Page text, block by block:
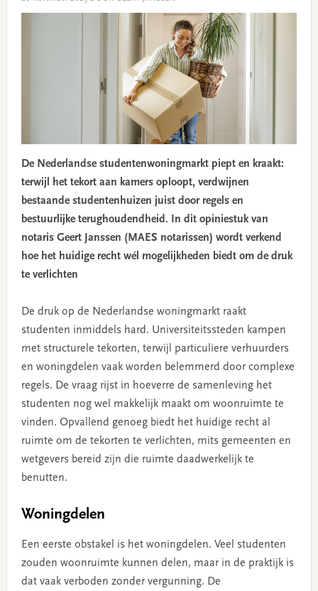
De Nederlandse studentenwoningmarkt piept en kraakt:
terwijl het tekort aan kamers oploopt, verdwijnen
bestaande studentenhuizen juist door regels en
bestuurlijke terughoudendheid. In dit opiniestuk van
notaris Geert Janssen (MAES notarissen) wordt verkend
hoe het huidige recht wél mogelijkheden biedt om de druk
te verlichten
De druk op de Nederlandse woningmarkt raakt
studenten inmiddels hard. Universiteitssteden kampen
met structurele tekorten, terwijl particuliere verhuurders
en woningdelen vaak worden belemmerd door complexe
regels. De vraag rijst in hoeverre de samenleving het
studenten nog wel makkelijk maakt om woonruimte te
vinden. Opvallend genoeg biedt het huidige recht al
ruimte om de tekorten te verlichten, mits gemeenten en
wetgevers bereid zijn die ruimte daadwerkelijk te
benutten.
Woningdelen
Een eerste obstakel is het woningdelen. Veel studenten
zouden woonruimte kunnen delen, maar in de praktijk is
dat vaak verboden zonder vergunning. De